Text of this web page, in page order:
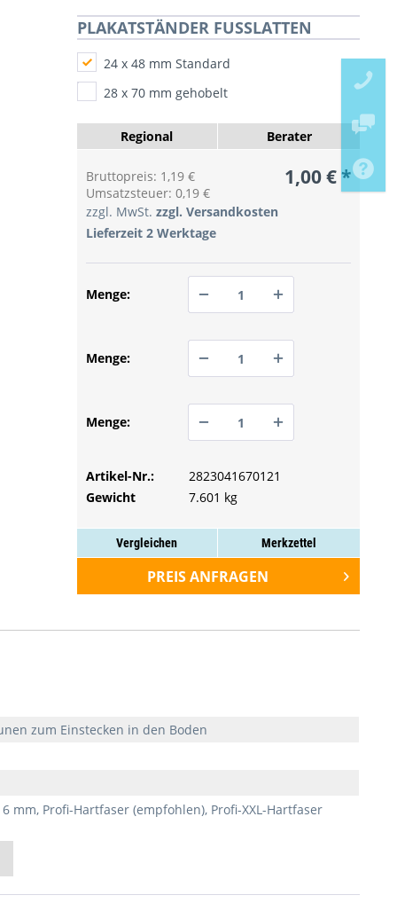
PLAKATSTÄNDER FUSSLATTEN
24 x 48 mm Standard
28 x 70 mm gehobelt
Regional Berater
1,00 € *
Bruttopreis: 1,19 €
Umsatzsteuer: 0,19 €
zzgl. MwSt. zzgl. Versandkosten
Lieferzeit 2 Werktage
Menge:
IN DEN WARENKORB
PREIS ANFRAGEN
Menge:
IN DEN WARENKORB
PREIS ANFRAGEN
Menge:
IN DEN WARENKORB
PREIS ANFRAGEN
PREIS ANFRAGEN
Vergleichen Merkzettel
Artikel-Nr.:
2823041670121
Gewicht
7.601 kg
zum Einstecken in den Boden
mm, Profi-Hartfaser (empfohlen), Profi-XXL-Hartfaser